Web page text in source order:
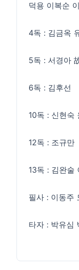
덕용 이복순
4독 : 김금옥
5독 : 서경아
6독 : 김후선
10독 : 신현숙
12독 : 조규만
13독 : 김완술
필사 : 이동주
타자 : 박유심